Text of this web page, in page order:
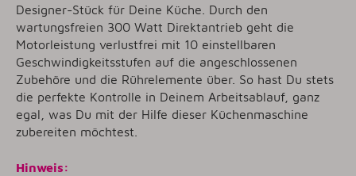
Designer-Stück für Deine Küche. Durch den
wartungsfreien 300 Watt Direktantrieb geht die
Motorleistung verlustfrei mit 10 einstellbaren
Geschwindigkeitsstufen auf die angeschlossenen
Zubehöre und die Rührelemente über. So hast Du stets
die perfekte Kontrolle in Deinem Arbeitsablauf, ganz
egal, was Du mit der Hilfe dieser Küchenmaschine
zubereiten möchtest.
Hinweis: